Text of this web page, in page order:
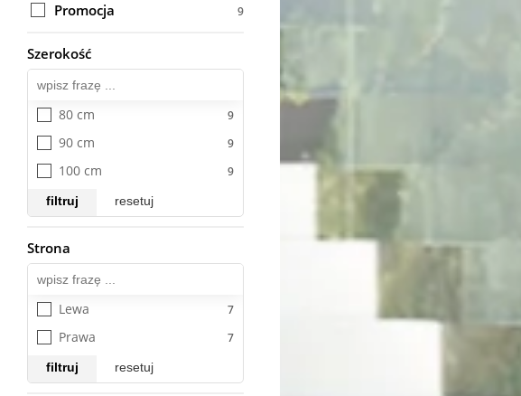
Promocja
Szerokość
80 cm
90 cm
100 cm
filtruj resetuj
Strona
Lewa
Prawa
filtruj resetuj